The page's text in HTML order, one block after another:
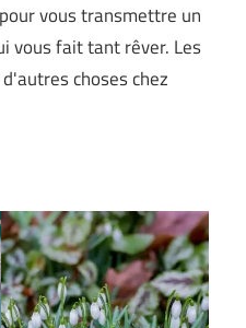
vous transmettre un
vous fait tant rêver. Les
choses chez